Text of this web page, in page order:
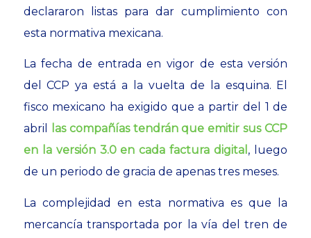
declararon listas para dar cumplimiento con
esta normativa mexicana.
La fecha de entrada en vigor de esta versión
del CCP ya está a la vuelta de la esquina. El
fisco mexicano ha exigido que a partir del 1 de
abril
las compañías tendrán que emitir sus CCP
en la versión 3.0 en cada factura digital , luego
de un periodo de gracia de apenas tres meses.
La complejidad en esta normativa es que la
mercancía transportada por la vía del tren de